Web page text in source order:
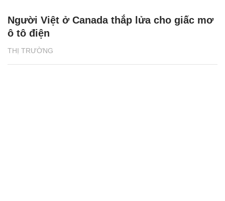
THỊ TRƯỜNG
Người Việt ở Canada thắp lửa cho giấc mơ
ô tô điện